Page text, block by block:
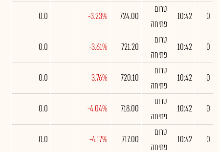
0
10:42
טרום
פתיחה
724.00
-3.23%
0.0
0
10:42
טרום
פתיחה
721.20
-3.61%
0.0
0
10:42
טרום
פתיחה
720.10
-3.76%
0.0
0
10:42
טרום
פתיחה
718.00
-4.04%
0.0
0
10:42
טרום
פתיחה
717.00
-4.17%
0.0